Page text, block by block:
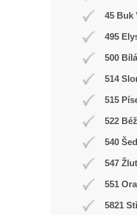
45 Buk
495
500 Bílá
514
515
522
540
547
551
5821